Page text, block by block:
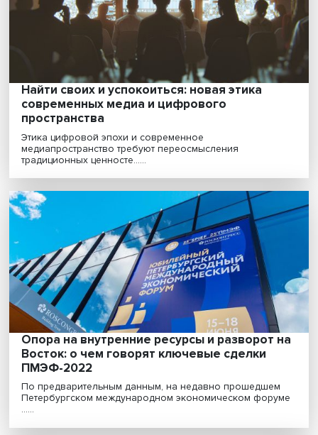
Есть куда расти: что может страна
для малого бизнеса и что — малый
для страны
Инжиниринг и реинжиниринг, сложные услуги в
малые формы торговли, малосерийное производс......
Найти своих и успокоиться: новая этика
современных медиа и цифрового